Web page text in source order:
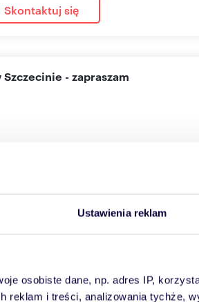
Ustawienia reklam
osobiste dane, np. adres IP,
reklam i treści, analizowania tychże,
Skontaktuj się
Szczecinie - zapraszam
kolejową wieżę wodną położoną w